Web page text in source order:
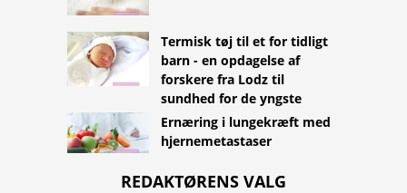
Termisk tøj til et for tidligt
barn - en opdagelse af
forskere fra Lodz til
sundhed for de yngste
Ernæring i lungekræft med
hjernemetastaser
REDAKTØRENS VALG